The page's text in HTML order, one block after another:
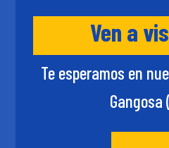
Ven a
Te esperamos en
Gangosa